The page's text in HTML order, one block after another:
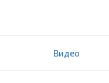
Видео